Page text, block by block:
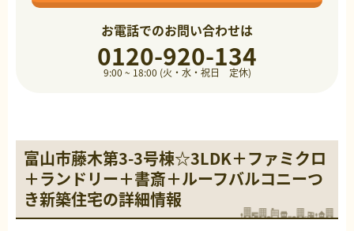
お電話でのお問い合わせは
0120-920-134
9:00 ~ 18:00 (火・水・祝日 定休)
富山市藤木第3-3号棟☆3LDK＋ファミクロ
＋ランドリー＋書斎＋ルーフバルコニーつ
き新築住宅の詳細情報